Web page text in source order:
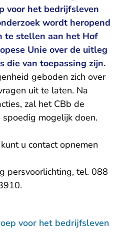
voor het bedrijfsleven
wordt heropend
te stellen aan het Hof
Unie over de uitleg
die van toepassing zijn.
geboden zich over
uit te laten. Na
zal het CBb de
mogelijk doen.
u contact opnemen
persvoorlichting, tel. 088
voor het bedrijfsleven